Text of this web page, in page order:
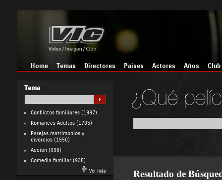
Home Temas Directores Países Actores Años Club
Tema
Conflictos familiares(1997)
Romances Adultos(1705)
Parejas matrimonios y
divorcios(1550)
Acción(996)
Comedia familiar(935)
Ver más Resultado de